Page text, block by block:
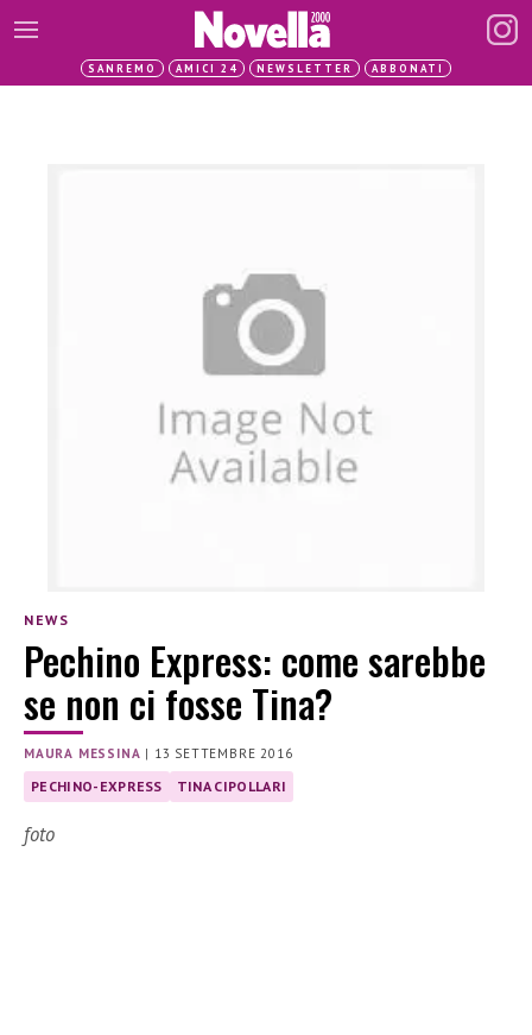
SANREMO AMICI 24 NEWSLETTER ABBONATI
NEWS
Pechino Express: come sarebbe
se non ci fosse Tina?
MAURA MESSINA | 13 SETTEMBRE 2016
PECHINO-EXPRESS TINA CIPOLLARI
foto